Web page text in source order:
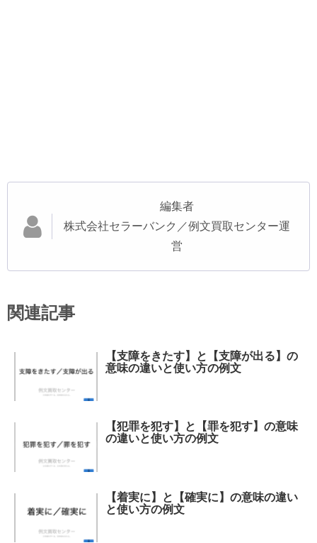
編集者
株式会社セラーバンク／例文買取センター運
営
関連記事
【支障をきたす】と【支障が出る】の
意味の違いと使い方の例文
【犯罪を犯す】と【罪を犯す】の意味
の違いと使い方の例文
【着実に】と【確実に】の意味の違い
と使い方の例文